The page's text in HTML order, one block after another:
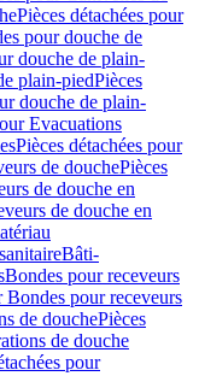
Pièces détachées pour
pour douche de
douche de plain-
plain-piedPièces
douche de plain-
Evacuations
Pièces détachées pour
de douchePièces
de douche en
de douche en
Bâti-
Bondes pour receveurs
Bondes pour receveurs
de douchePièces
de douche
pour